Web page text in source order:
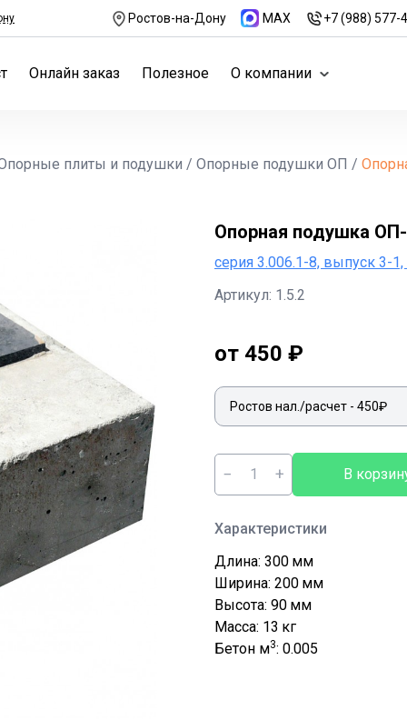
Ростов-на-Дону MAX +7 (988) 577-
Онлайн заказ Полезное О компании
плиты и подушки / Опорные подушки ОП /
Опорная подушка
серия 3.006.1-8, выпуск 3-1,
Артикул: 1.5.2
от 450 ₽
− + В
Характеристики
Длина: 300 мм
Ширина: 200 мм
Высота: 90 мм
Масса: 13 кг
Бетон м3: 0.005